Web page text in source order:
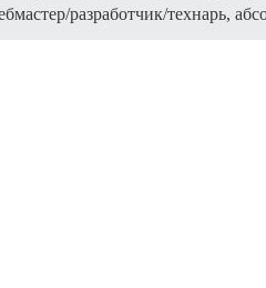
разработчик/технарь,